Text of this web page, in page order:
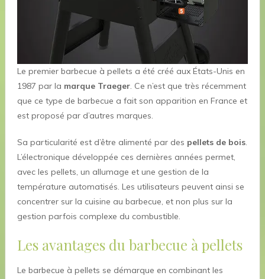
Le premier barbecue à pellets a été créé aux États-Unis en
1987 par la marque Traeger. Ce n’est que très récemment
que ce type de barbecue a fait son apparition en France et
est proposé par d’autres marques.
Sa particularité est d’être alimenté par des pellets de bois.
L’électronique développée ces dernières années permet,
avec les pellets, un allumage et une gestion de la
température automatisés. Les utilisateurs peuvent ainsi se
concentrer sur la cuisine au barbecue, et non plus sur la
gestion parfois complexe du combustible.
Les avantages du barbecue à pellets
Le barbecue à pellets se démarque en combinant les